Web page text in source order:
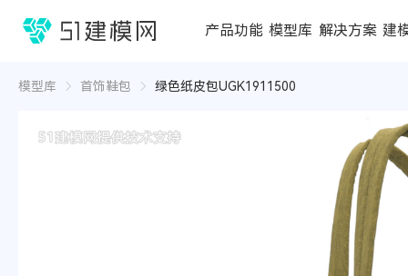
1688
产品功能
3D编辑器
在线3D工具
模型库
模型库
推荐合辑
解决方案 建
模型库 首饰鞋包 绿色纸皮包UGK1911500